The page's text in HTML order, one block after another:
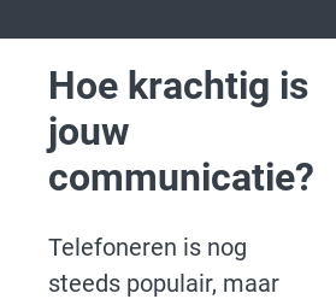
Hoe krachtig is
jouw
communicatie?
Telefoneren is nog
steeds populair, maar